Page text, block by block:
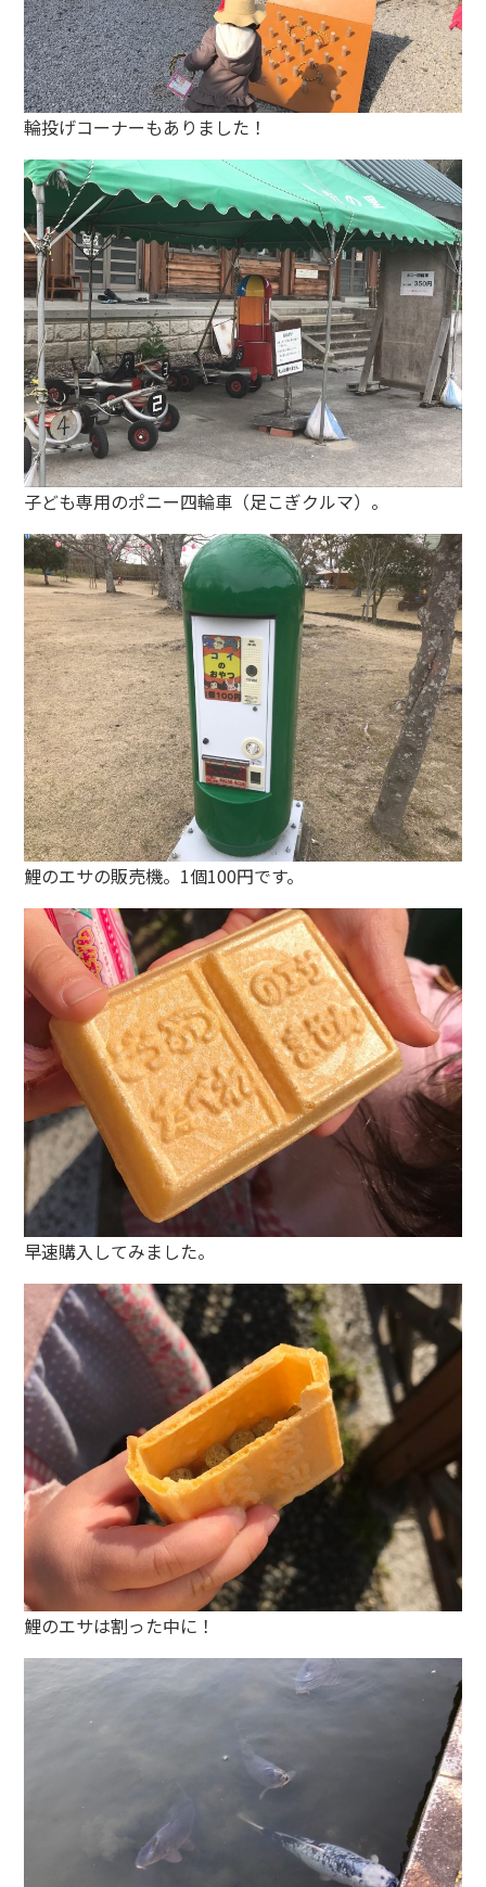
輪投げコーナーもありました！
子ども専用のポニー四輪車（足こぎクルマ）。
鯉のエサの販売機。1個100円です。
早速購入してみました。
鯉のエサは割った中に！